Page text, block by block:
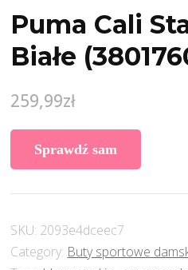
Puma Cali
Białe
259,99zł
Sprawdź sam
SKU: 2093e4dceec7
Category: Buty sportowe